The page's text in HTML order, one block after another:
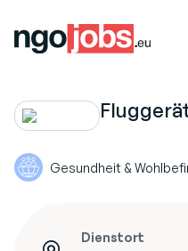
Gesundheit &
Dienstort